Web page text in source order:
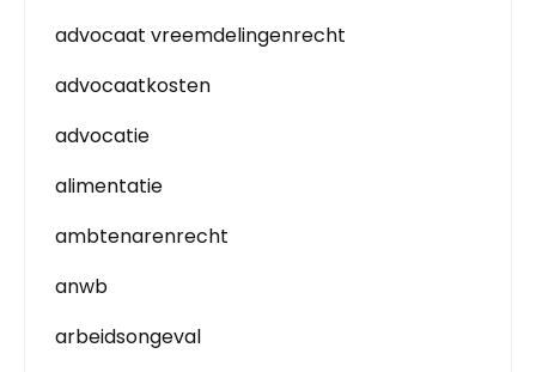
advocaat vreemdelingenrecht
advocaatkosten
advocatie
alimentatie
ambtenarenrecht
anwb
arbeidsongeval